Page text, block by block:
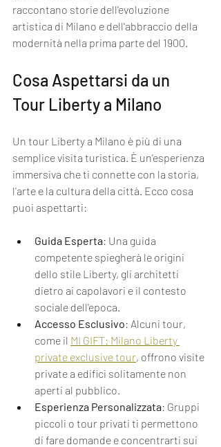
raccontano storie dell'evoluzione
artistica di Milano e dell'abbraccio della
modernità nella prima parte del 1900.
Cosa Aspettarsi da un
Tour Liberty a Milano
Un tour Liberty a Milano è più di una
semplice visita turistica. È un'esperienza
immersiva che ti connette con la storia,
l'arte e la cultura della città. Ecco cosa
puoi aspettarti:
Guida Esperta: Una guida
competente spiegherà le origini
dello stile Liberty, gli architetti
dietro ai capolavori e il contesto
sociale dell'epoca.
Accesso Esclusivo: Alcuni tour,
come il MI GIFT: Milano Liberty
private exclusive tour, offrono visite
private a edifici solitamente non
aperti al pubblico.
Esperienza Personalizzata: Gruppi
piccoli o tour privati ti permettono
di fare domande e concentrarti sui